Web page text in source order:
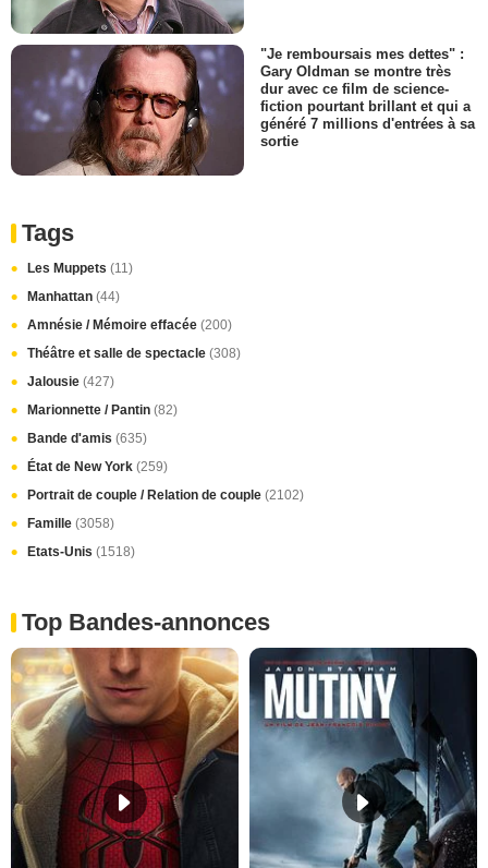
"Je remboursais mes dettes" :
Gary Oldman se montre très
dur avec ce film de science-
fiction pourtant brillant et qui a
généré 7 millions d'entrées à sa
sortie
Tags
Les Muppets (11)
Manhattan (44)
Amnésie / Mémoire effacée (200)
Théâtre et salle de spectacle (308)
Jalousie (427)
Marionnette / Pantin (82)
Bande d'amis (635)
État de New York (259)
Portrait de couple / Relation de couple (2102)
Famille (3058)
Etats-Unis (1518)
Top Bandes-annonces